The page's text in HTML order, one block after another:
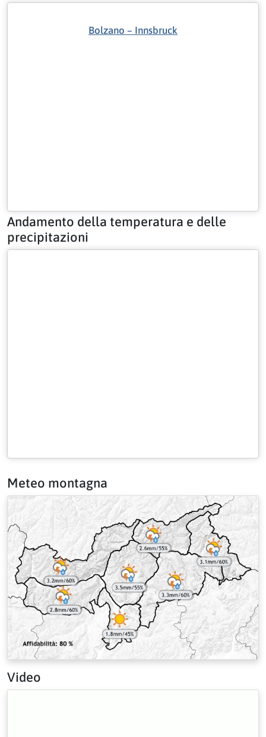
Bolzano – Innsbruck
Andamento della temperatura e delle
precipitazioni
Meteo montagna
Video